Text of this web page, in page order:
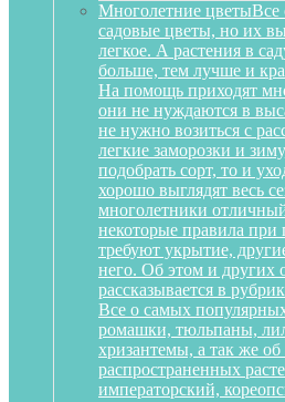
Многолетние цветыВсе
садовые цветы, но их
легкое. А растения в
больше, тем лучше и
На помощь приходят
они не нуждаются в
не нужно возиться с
легкие заморозки и
подобрать сорт, то и
хорошо выглядят весь
многолетники
некоторые правила при
требуют укрытие,
него. Об этом и других
рассказывается в
Все о самых
ромашки, тюльпаны,
хризантемы, а так же
распространенных
императорский,